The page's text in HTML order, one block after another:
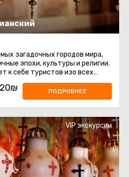
загадочных городов мира,
эпохи, культуры и религии.
к себе туристов изо всех
ПОДРОБНЕЕ
VIP экскурсии